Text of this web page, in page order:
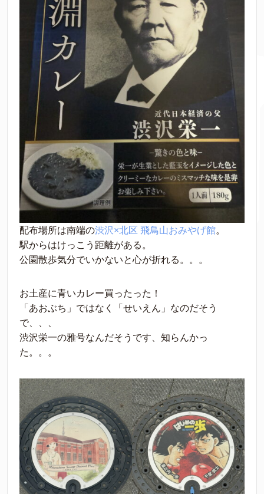
配布場所は南端の渋沢×北区 飛鳥山おみやげ館。
駅からはけっこう距離がある。
公園散歩気分でいかないと心が折れる。。。
お土産に青いカレー買ったった！
「あおぶち」ではなく「せいえん」なのだそう
で、、、
渋沢栄一の雅号なんだそうです、知らんかっ
た。。。